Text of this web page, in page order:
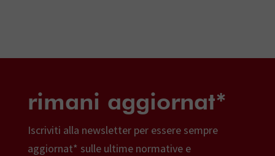
rimani aggiornat*
Iscriviti alla newsletter per essere sempre
aggiornat* sulle ultime normative e